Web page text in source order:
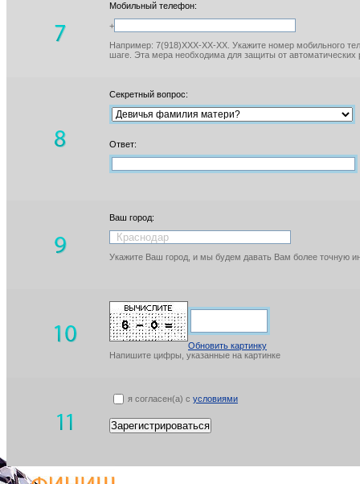
Мобильный телефон:
+
Например: 7(918)XXX-XX-XX. Укажите номер мобильного
шаге. Эта мера необходима для защиты от автоматических
Секретный вопрос:
Ответ:
Ваш город:
Укажите Ваш город, и мы будем давать Вам более точную
Обновить картинку
Напишите цифры, указанные на картинке
я согласен(а) с условиями
Зарегистрироваться